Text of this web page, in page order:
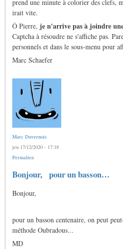
prend une minute à colorier des clefs,
irait vite.
Ô Pierre, je n'arrive pas à joindre
Captcha à résoudre ne s'affiche pas.
personnels et dans le sous-menu pour
Marc Schaefer
Marc Duvernois
jeu 17/12/2020 - 17:18
Permalien
Bonjour, pour un basson…
Bonjour,
pour un basson centenaire, on peut
méthode Oubradous...
MD